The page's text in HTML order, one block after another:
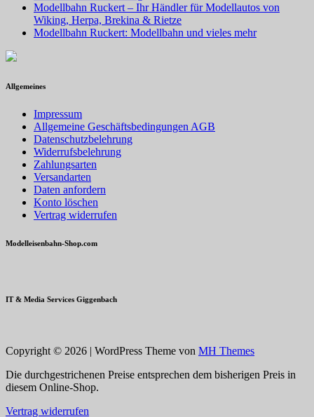
Modellbahn Ruckert – Ihr Händler für Modellautos von
Wiking, Herpa, Brekina & Rietze
Modellbahn Ruckert: Modellbahn und vieles mehr
Allgemeines
Impressum
Allgemeine Geschäftsbedingungen AGB
Datenschutzbelehrung
Widerrufsbelehrung
Zahlungsarten
Versandarten
Daten anfordern
Konto löschen
Vertrag widerrufen
Modelleisenbahn-Shop.com
IT & Media Services Giggenbach
Copyright © 2026 | WordPress Theme von MH Themes
Die durchgestrichenen Preise entsprechen dem bisherigen Preis in
diesem Online-Shop.
Vertrag widerrufen